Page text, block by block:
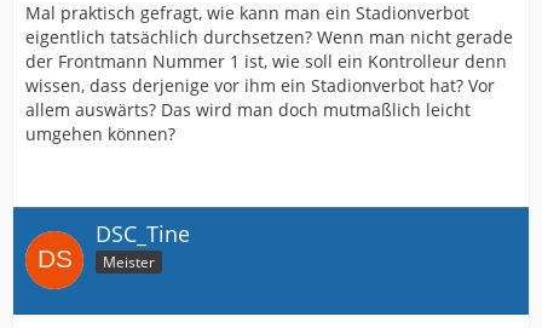
Mal praktisch gefragt, wie kann man ein Stadionverbot
eigentlich tatsächlich durchsetzen? Wenn man nicht gerade
der Frontmann Nummer 1 ist, wie soll ein Kontrolleur denn
wissen, dass derjenige vor ihm ein Stadionverbot hat? Vor
allem auswärts? Das wird man doch mutmaßlich leicht
umgehen können?
DSC_Tine
Meister